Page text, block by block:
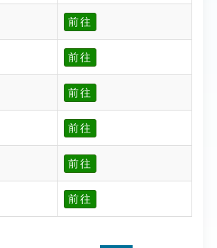
前往
前往
前往
前往
前往
前往